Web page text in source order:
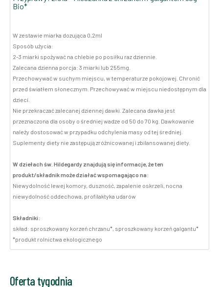
Bio*
W zestawie miarka dozująca 0,2ml
Sposób użycia:
2-3 miarki spożywać na chlebie po posiłku raz dziennie.
Zalecana dzienna porcja: 3 miarki lub 255mg.
Przechowywać w suchym miejscu, w temperaturze pokojowej. Chronić
przed światłem słonecznym. Przechowywać w miejscu niedostępnym dla
dzieci.
Nie przekraczać zalecanej dziennej dawki. Zalecana dawka jest
przeznaczona dla osoby o średniej wadze od 50 do 70 kg. Dawkowanie
należy dostosować w przypadku odchylenia masy od tej średniej.
Suplementy diety nie zastępują zróżnicowanej i zbilansowanej diety.
W dziełach św. Hildegardy znajdują się informacje, że ten
produkt/składnik może działać wspomagająco na:
Niewydolność lewej komory, duszność, zapalenie oskrzeli, nocna
niewydolność oddechowa, profilaktyka udarów
Składniki:
skład: sproszkowany korzeń chrzanu*, sproszkowany korzeń galgantu*
*produkt rolnictwa ekologicznego
Oferta tygodnia